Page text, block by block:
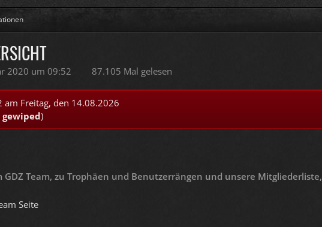
2020 um 09:52 87.105 Mal gelesen
am Freitag, den 14.08.2026
)
Team, zu Trophäen und Benutzerrängen und unsere Mitgliederliste,
Seite